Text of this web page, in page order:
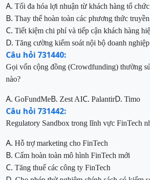
A. Tối đa hóa lợi nhuận từ khách hàng tổ chức
B. Thay thế hoàn toàn các phương thức
C. Tiết kiệm chi phí và tiếp cận khách hàng
D. Tăng cường kiểm soát nội bộ doanh nghiệp
Câu hỏi 731440:
Gọi vốn cộng đồng (Crowdfunding) thường
nào?
A. GoFundMeB. Zest AIC. PalantirD. Timo
Câu hỏi 731442:
Regulatory Sandbox trong lĩnh vực FinTech
A. Hỗ trợ marketing cho FinTech
B. Cấm hoàn toàn mô hình FinTech mới
C. Tăng thuế các công ty FinTech